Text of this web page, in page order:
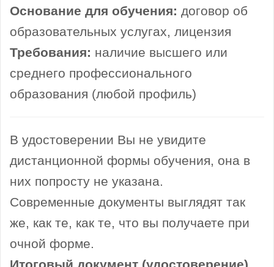
Основание для обучения: договор об
образовательных услугах, лицензия
Требования: наличие высшего или
среднего профессионального
образования (любой профиль)
В удостоверении Вы не увидите
дистанционной формы обучения, она в
них попросту не указана.
Современные документы выглядят так
же, как те, как те, что вы получаете при
очной форме.